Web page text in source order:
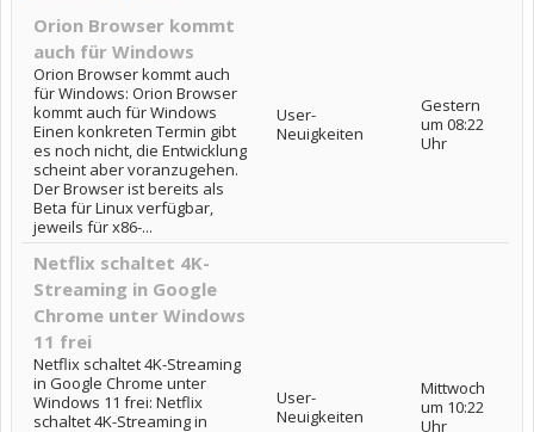
Orion Browser kommt
auch für Windows
Orion Browser kommt auch
für Windows: Orion Browser
kommt auch für Windows
Einen konkreten Termin gibt
es noch nicht, die Entwicklung
scheint aber voranzugehen.
Der Browser ist bereits als
Beta für Linux verfügbar,
jeweils für x86-...
User-
Neuigkeiten
Gestern
um 08:22
Uhr
Netflix schaltet 4K-
Streaming in Google
Chrome unter Windows
11 frei
Netflix schaltet 4K-Streaming
in Google Chrome unter
Windows 11 frei: Netflix
schaltet 4K-Streaming in
User-
Neuigkeiten
Mittwoch
um 10:22
Uhr